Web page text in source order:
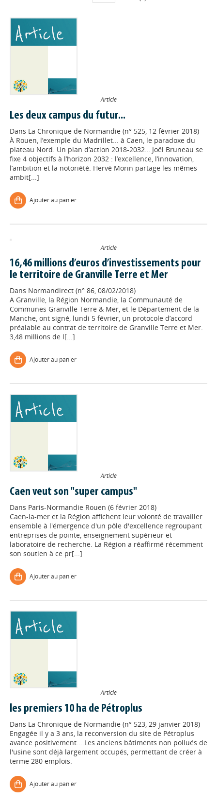
Article
Les deux campus du futur...
Dans La Chronique de Normandie (n° 525, 12 février 2018)
À Rouen, l’exemple du Madrillet... à Caen, le paradoxe du
plateau Nord. Un plan d’action 2018-2032… Joël Bruneau se
fixe 4 objectifs à l’horizon 2032 : l’excellence, l’innovation,
l’ambition et la notoriété. Hervé Morin partage les mêmes
ambit[...]
Ajouter au panier
Article
16,46 millions d’euros d’investissements pour
le territoire de Granville Terre et Mer
Dans Normandirect (n° 86, 08/02/2018)
A Granville, la Région Normandie, la Communauté de
Communes Granville Terre & Mer, et le Département de la
Manche, ont signé, lundi 5 février, un protocole d’accord
préalable au contrat de territoire de Granville Terre et Mer.
3,48 millions de l[...]
Ajouter au panier
Article
Caen veut son "super campus"
Dans Paris-Normandie Rouen (6 février 2018)
Caen-la-mer et la Région affichent leur volonté de travailler
ensemble à l'émergence d'un pôle d'excellence regroupant
entreprises de pointe, enseignement supérieur et
laboratoire de recherche. La Région a réaffirmé récemment
son soutien à ce pr[...]
Ajouter au panier
Article
les premiers 10 ha de Pétroplus
Dans La Chronique de Normandie (n° 523, 29 janvier 2018)
Engagée il y a 3 ans, la reconversion du site de Pétroplus
avance positivement....Les anciens bâtiments non pollués de
l'usine sont déjà largement occupés, permettant de créer à
terme 280 emplois.
Ajouter au panier